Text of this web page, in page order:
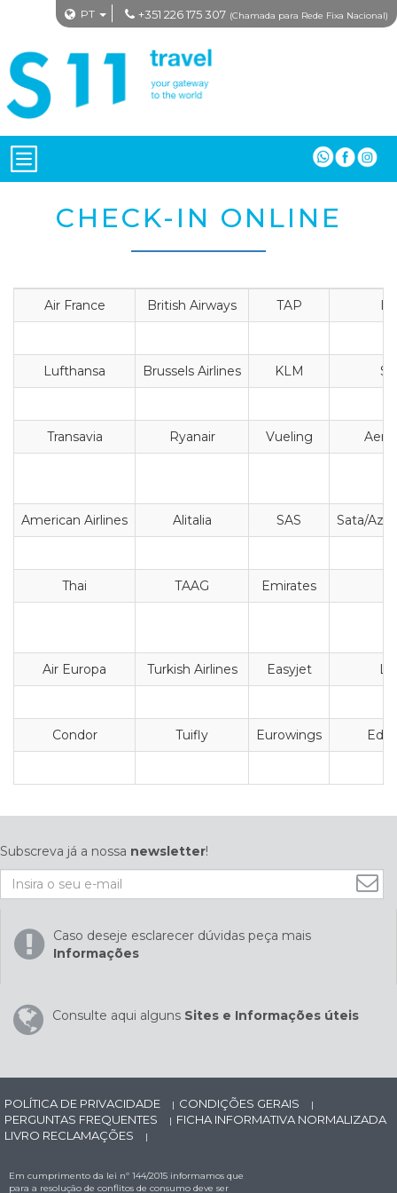
PT +351 226 175 307 (Chamada para Rede Fixa Nacional)
CHECK-IN ONLINE
Air France British Airways TAP
Lufthansa Brussels Airlines KLM
Transavia Ryanair Vueling Aer
American Airlines Alitalia SAS Sata/
Thai TAAG Emirates
Air Europa Turkish Airlines Easyjet
Condor Tuifly Eurowings
Subscreva já a nossa newsletter!
Caso deseje esclarecer dúvidas peça mais
Informações
Consulte aqui alguns Sites e Informações úteis
POLÍTICA DE PRIVACIDADE | CONDIÇÕES GERAIS |
PERGUNTAS FREQUENTES | FICHA INFORMATIVA NORMALIZADA
LIVRO RECLAMAÇÕES
|
Em cumprimento da lei nº 144/2015 informamos que
para a resolução de conflitos de consumo deve ser